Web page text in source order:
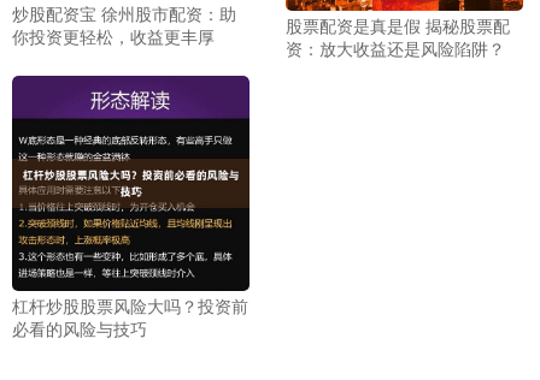
炒股配资宝 徐州股市配资：助
你投资更轻松，收益更丰厚
股票配资是真是假 揭秘股票配
资：放大收益还是风险陷阱？
杠杆炒股股票风险大吗？投资前
必看的风险与技巧